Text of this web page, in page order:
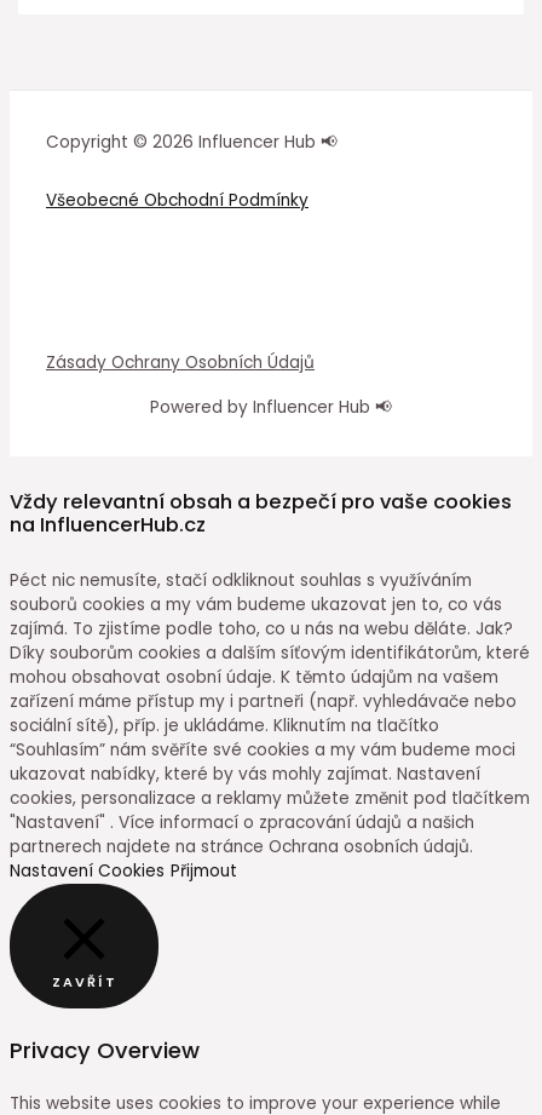
Copyright © 2026 Influencer Hub 📢
Všeobecné Obchodní Podmínky
Zásady Ochrany Osobních Údajů
Powered by Influencer Hub 📢
Vždy relevantní obsah a bezpečí pro vaše cookies
na InfluencerHub.cz
Péct nic nemusíte, stačí odkliknout souhlas s využíváním
souborů cookies a my vám budeme ukazovat jen to, co vás
zajímá. To zjistíme podle toho, co u nás na webu děláte. Jak?
Díky souborům cookies a dalším síťovým identifikátorům, které
mohou obsahovat osobní údaje. K těmto údajům na vašem
zařízení máme přístup my i partneři (např. vyhledávače nebo
sociální sítě), příp. je ukládáme. Kliknutím na tlačítko
“Souhlasím” nám svěříte své cookies a my vám budeme moci
ukazovat nabídky, které by vás mohly zajímat. Nastavení
cookies, personalizace a reklamy můžete změnit pod tlačítkem
"Nastavení" . Více informací o zpracování údajů a našich
partnerech najdete na stránce Ochrana osobních údajů.
Nastavení Cookies Přijmout
ZAVŘÍT
Privacy Overview
This website uses cookies to improve your experience while